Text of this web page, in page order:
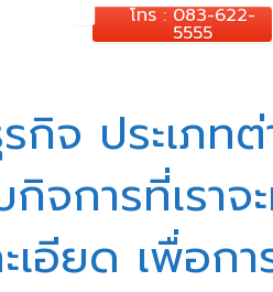
โทร : 083-622-
5555
กิจ ประเภท
จการที่เราจ
อียด เพื่อก